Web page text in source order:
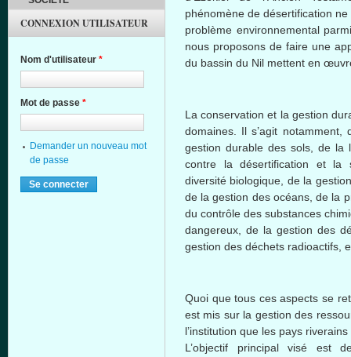
phénomène dedésertification
problème environnemental parmi
nous proposons de faire une
du bassin du Nil mettent en
La conservation et la gestion
domaines . Ils’agit notamment,
gestion durable des sols , de la
contre la désertification et la
diversité biologique , de la gestion
de lagestion des océans, de la
du contrôle des substances
dangereux , de la gestion des
gestion des déchets radioactifs ,
Quoi que tous ces aspects se
est mis sur la gestion des
l’institution que les pays
L’objectif principal visé est
CONNEXION UTILISATEUR
Nom d'utilisateur *
Mot de passe *
Demander un nouveau mot
de passe